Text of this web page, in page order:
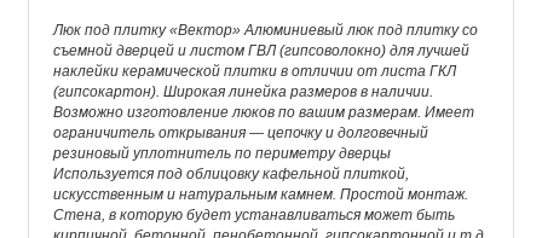
Люк под плитку «Вектор» Алюминиевый люк под плитку со
съемной дверцей и листом ГВЛ (гипсоволокно) для лучшей
наклейки керамической плитки в отличии от листа ГКЛ
(гипсокартон). Широкая линейка размеров в наличии.
Возможно изготовление люков по вашим размерам. Имеет
ограничитель открывания — цепочку и долговечный
резиновый уплотнитель по периметру дверцы
Используется под облицовку кафельной плиткой,
искусственным и натуральным камнем. Простой монтаж.
Стена, в которую будет устанавливаться может быть